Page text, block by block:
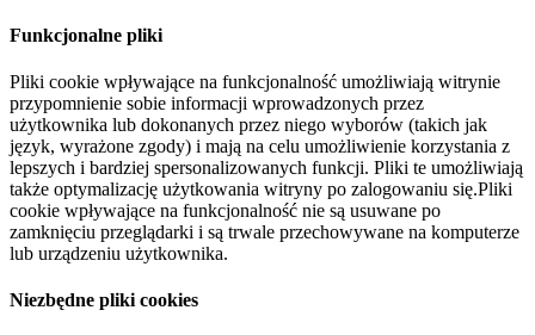
Funkcjonalne pliki
Pliki cookie wpływające na funkcjonalność umożliwiają witrynie
przypomnienie sobie informacji wprowadzonych przez
użytkownika lub dokonanych przez niego wyborów (takich jak
język, wyrażone zgody) i mają na celu umożliwienie korzystania z
lepszych i bardziej spersonalizowanych funkcji. Pliki te umożliwiają
także optymalizację użytkowania witryny po zalogowaniu się.Pliki
cookie wpływające na funkcjonalność nie są usuwane po
zamknięciu przeglądarki i są trwale przechowywane na komputerze
lub urządzeniu użytkownika.
Niezbędne pliki cookies